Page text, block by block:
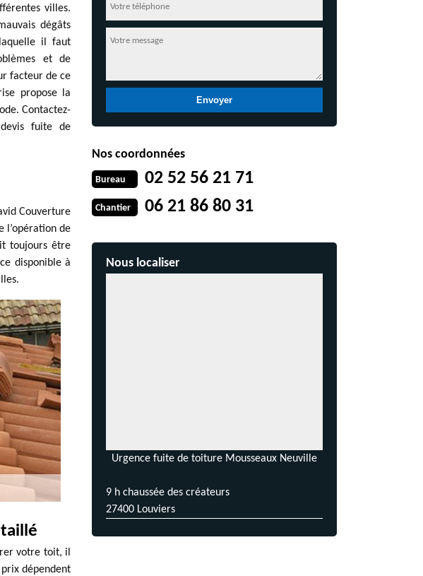
villes.
dégâts
il faut
et de
facteur de ce
propose la
Contactez-
fuite de
Couverture
l’opération de
toujours être
disponible à
votre toit, il
dépendent
Nos coordonnées
Bureau 02 52 56 21 71
Chantier 06 21 86 80 31
Nous localiser
Urgence fuite de toiture Mousseaux Neuville
9 h chaussée des créateurs
27400 Louviers